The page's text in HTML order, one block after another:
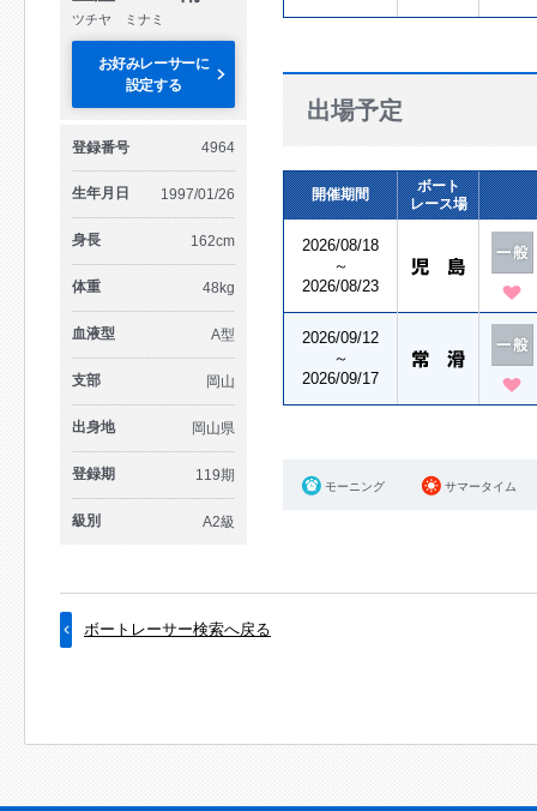
ツチヤ ミナミ
お好みレーサーに
設定する
登録番号 4964
生年月日 1997/01/26
身長 162cm
体重 48kg
血液型 A型
支部 岡山
出身地 岡山県
登録期 119期
級別 A2級
出場予定
開催期間
ボート
レース場
2026/08/18
～
2026/08/23
2026/09/12
～
2026/09/17
モーニング サマータイム
ボートレーサー検索へ戻る